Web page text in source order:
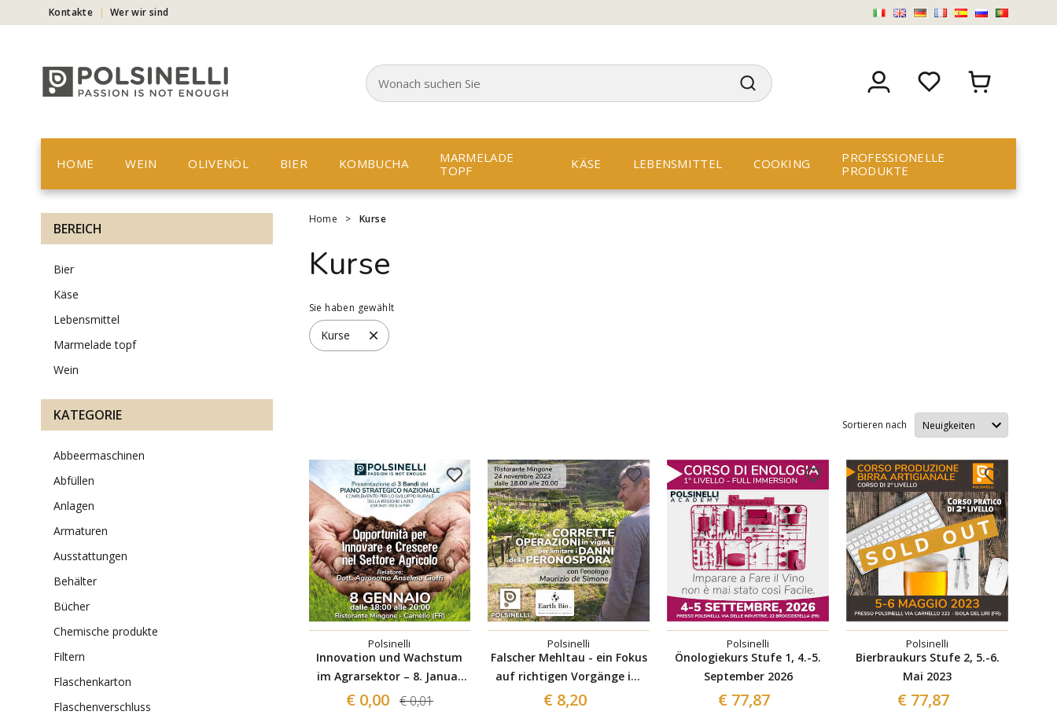
Kontakte Wer wir sind
HOME WEIN OLIVENÖL BIER KOMBUCHA
MARMELADE
TOPF
KÄSE LEBENSMITTEL COOKING
PROFESSIONELLE
PRODUKTE
Home > Kurse
Kurse
Sie haben gewählt
Kurse
BEREICH
bier
käse
lebensmittel
marmelade topf
wein
KATEGORIE
abbeermaschinen
abfüllen
anlagen
armaturen
ausstattungen
behälter
bücher
chemische produkte
filtern
flaschenkarton
flaschenverschluss
Sortieren nach
Polsinelli
Innovation und Wachstum
im Agrarsektor – 8. Januar
2024
€ 0,00 € 0,01
Polsinelli
Falscher Mehltau - ein Fokus
auf richtigen Vorgänge im
Weingut
€ 8,20
Polsinelli
Önologiekurs Stufe 1, 4.-5.
September 2026
€ 77,87
Polsinelli
Bierbraukurs Stufe 2, 5.-6.
Mai 2023
€ 77,87